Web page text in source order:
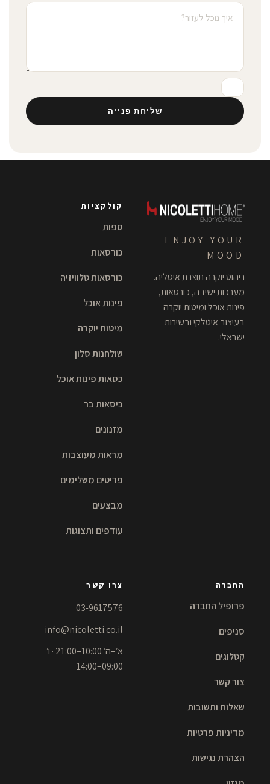
שליחת פנייה
ENJOY YOUR
MOOD
ריהוט יוקרה תוצרת איטליה.
מערכות ישיבה, כורסאות,
פינות אוכל ומיטות יוקרה
בעיצוב איטלקי ובשירות
ישראלי.
קולקציות
ספות
כורסאות
כורסאות טלוויזיה
פינות אוכל
מיטות יוקרה
שולחנות סלון
כסאות פינות אוכל
כיסאות בר
מזנונים
מראות מעוצבות
פריטים משלימים
מבצעים
עודפים ותצוגות
החברה
פרופיל החברה
סניפים
קטלוגים
צור קשר
שאלות ותשובות
מדיניות פרטיות
הצהרת נגישות
צרו קשר
03-9617576
info@nicoletti.co.il
א׳–ה׳ 10:00–21:00 · ו׳
09:00–14:00